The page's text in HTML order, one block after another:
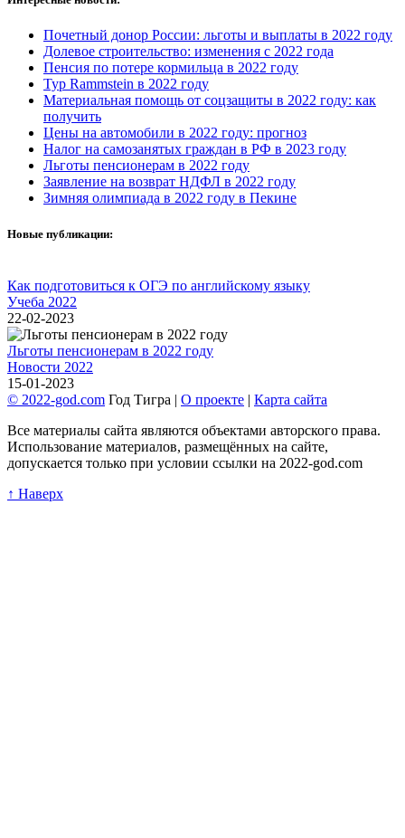
Почетный донор России: льготы и выплаты в 2022 году
Долевое строительство: изменения с 2022 года
Пенсия по потере кормильца в 2022 году
Тур Rammstein в 2022 году
Материальная помощь от соцзащиты в 2022 году: как
получить
Цены на автомобили в 2022 году: прогноз
Налог на самозанятых граждан в РФ в 2023 году
Льготы пенсионерам в 2022 году
Заявление на возврат НДФЛ в 2022 году
Зимняя олимпиада в 2022 году в Пекине
Новые публикации:
Как подготовиться к ОГЭ по английскому языку
Учеба 2022
22-02-2023
Льготы пенсионерам в 2022 году
Новости 2022
15-01-2023
© 2022-god.com Год Тигра | О проекте | Карта сайта
Все материалы сайта являются объектами авторского права.
Использование материалов, размещённых на сайте,
допускается только при условии ссылки на 2022-god.com
↑ Наверх